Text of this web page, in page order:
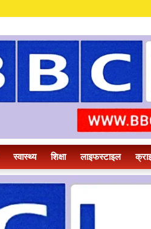
स्वास्थ्य शिक्षा लाइफस्टाइल